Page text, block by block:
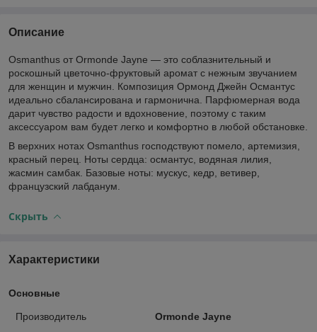
Описание
Osmanthus от Ormonde Jayne — это соблазнительный и
роскошный цветочно-фруктовый аромат с нежным звучанием
для женщин и мужчин. Композиция Ормонд Джейн Османтус
идеально сбалансирована и гармонична. Парфюмерная вода
дарит чувство радости и вдохновение, поэтому с таким
аксессуаром вам будет легко и комфортно в любой обстановке.
В верхних нотах Osmanthus господствуют помело, артемизия,
красный перец. Ноты сердца: османтус, водяная лилия,
жасмин самбак. Базовые ноты: мускус, кедр, ветивер,
французский лабданум.
Скрыть
Характеристики
Основные
Производитель
Ormonde Jayne